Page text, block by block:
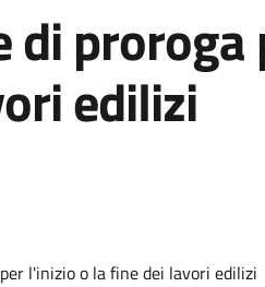
di
edilizi
l'inizio o la fine dei lavori edilizi